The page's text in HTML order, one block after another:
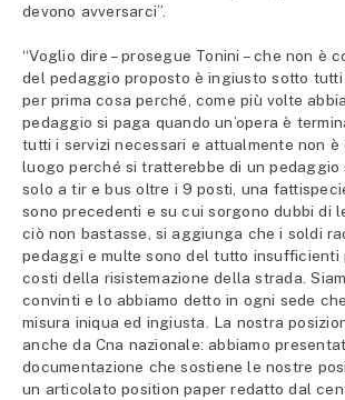
devono avversarci”.
“Voglio dire – prosegue Tonini – che non è
del pedaggio proposto è ingiusto sotto tutti
per prima cosa perché, come più volte
pedaggio si paga quando un’opera è
tutti i servizi necessari e attualmente non è
luogo perché si tratterebbe di un pedaggio
solo a tir e bus oltre i 9 posti, una
sono precedenti e su cui sorgono dubbi di
ciò non bastasse, si aggiunga che i soldi
pedaggi e multe sono del tutto insufficienti
costi della risistemazione della strada.
convinti e lo abbiamo detto in ogni sede
misura iniqua ed ingiusta. La nostra
anche da Cna nazionale: abbiamo
documentazione che sostiene le nostre
un articolato position paper redatto dal